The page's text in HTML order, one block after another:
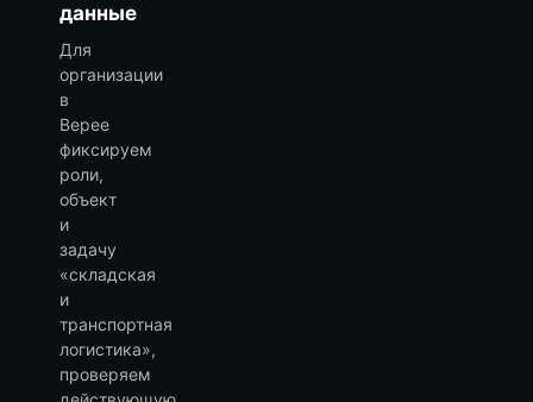
данные
Для
организации
в
Верее
фиксируем
роли,
объект
и
задачу
«складская
и
транспортная
логистика»,
проверяем